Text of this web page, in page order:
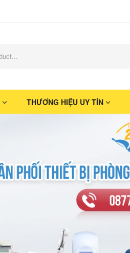
THƯƠNG HIỆU UY TÍN